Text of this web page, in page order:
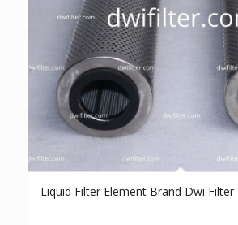
Liquid Filter Element Brand Dwi Filter